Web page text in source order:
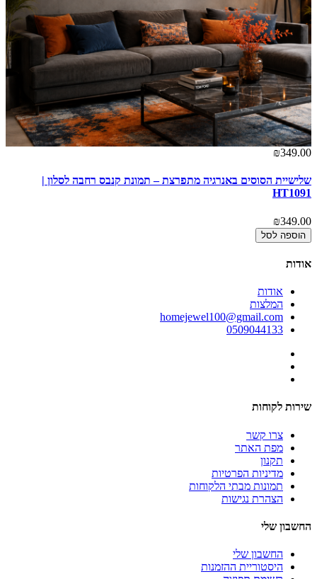
₪349.00
שלישיית הסוסים באנרגיה מתפרצת – תמונת קנבס רחבה לסלון |
HT1091
₪349.00
הוספה לסל
אודות
אודות
המלצות
homejewel100@gmail.com
0509044133
שירות לקוחות
צרו קשר
מפת האתר
תקנון
מדיניות הפרטיות
תמונות מבתי הלקוחות
הצהרת נגישות
החשבון שלי
החשבון שלי
היסטוריית ההזמנות